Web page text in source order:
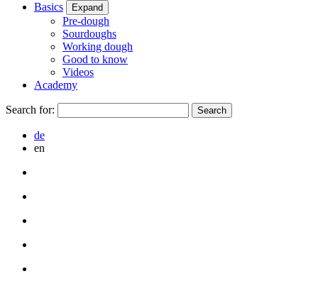
Basics
Expand
Pre-dough
Sourdoughs
Working dough
Good to know
Videos
Academy
Search for:
de
en